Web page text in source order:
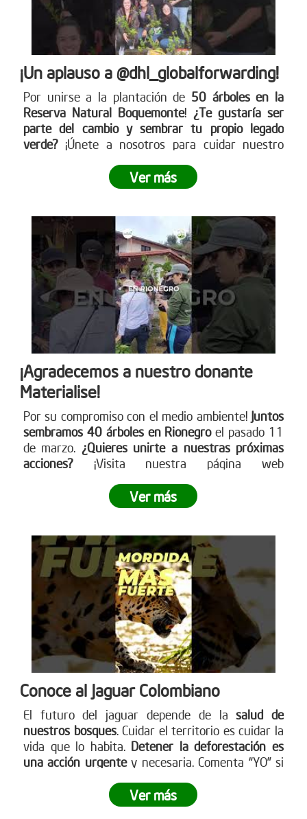
¡Un aplauso a @dhl_globalforwarding!
Por unirse a la plantación de 50 árboles en la
Reserva Natural Boquemonte! ¿Te gustaría ser
parte del cambio y sembrar tu propio legado
verde?¡Únete a nosotros para cuidar nuestro
www.reddearboles.orgVer más
¡Agradecemos a nuestro donante
Materialise!
Por su compromiso con el medio ambiente! Juntos
sembramos 40 árboles en Rionegroel pasado 11
de marzo. ¿Quieres unirte a nuestras próximas
acciones?¡Visita nuestra página web
Ver más
Conoce al Jaguar Colombiano
El futuro del jaguar depende de lasalud de
nuestros bosques. Cuidar el territorio es cuidar la
vida que lo habita.Detener la deforestación es
una acción urgentey necesaria. Comenta “YO” si
www.reddearboles.orgVer más